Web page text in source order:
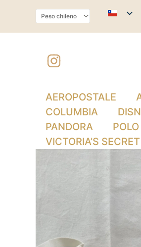
AEROPOSTALE
COLUMBIA
PANDORA
VICTORIA’S SECRET